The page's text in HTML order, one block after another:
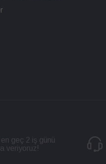
geç 2 iş günü
veriyoruz!